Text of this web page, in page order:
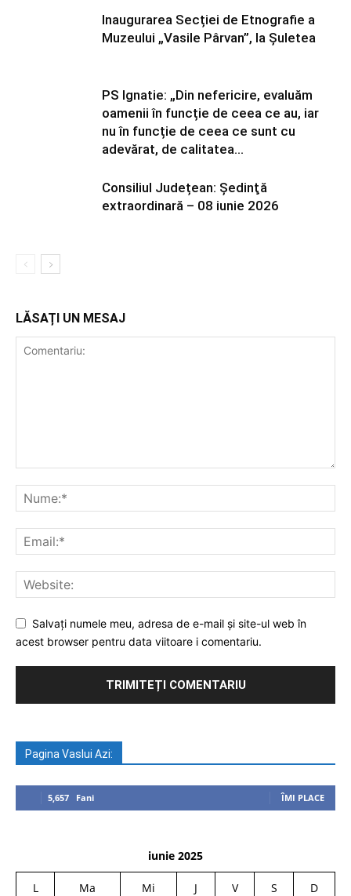
Inaugurarea Secției de Etnografie a
Muzeului „Vasile Pârvan”, la Șuletea
PS Ignatie: „Din nefericire, evaluăm
oamenii în funcție de ceea ce au, iar
nu în funcție de ceea ce sunt cu
adevărat, de calitatea...
Consiliul Județean: Ședinţă
extraordinară – 08 iunie 2026
LĂSAȚI UN MESAJ
Salvați numele meu, adresa de e-mail și site-ul web în
acest browser pentru data viitoare i comentariu.
Pagina Vaslui Azi:
5,657 Fani ÎMI PLACE
iunie 2025
L Ma Mi J V S D